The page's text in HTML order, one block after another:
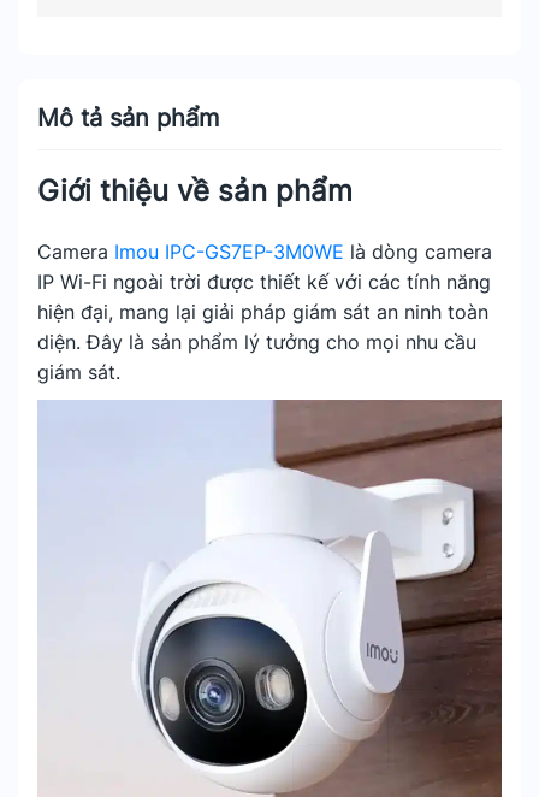
Mô tả sản phẩm
Giới thiệu về sản phẩm
Camera Imou IPC-GS7EP-3M0WE là dòng camera
IP Wi-Fi ngoài trời được thiết kế với các tính năng
hiện đại, mang lại giải pháp giám sát an ninh toàn
diện. Đây là sản phẩm lý tưởng cho mọi nhu cầu
giám sát.